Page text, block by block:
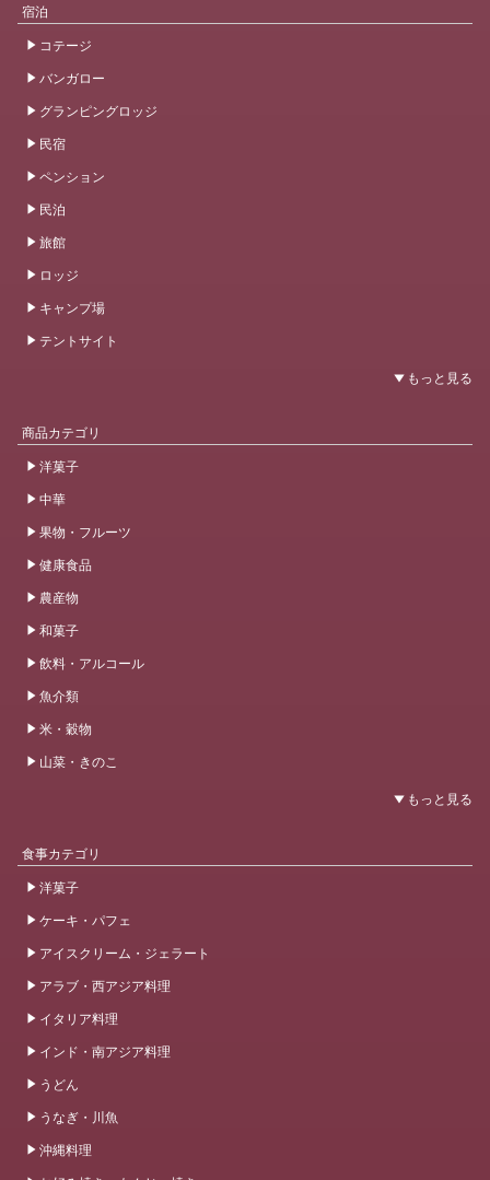
宿泊
コテージ
バンガロー
グランピングロッジ
民宿
ペンション
民泊
旅館
ロッジ
キャンプ場
テントサイト
商品カテゴリ
洋菓子
中華
果物・フルーツ
健康食品
農産物
和菓子
飲料・アルコール
魚介類
米・穀物
山菜・きのこ
食事カテゴリ
洋菓子
ケーキ・パフェ
アイスクリーム・ジェラート
アラブ・西アジア料理
イタリア料理
インド・南アジア料理
うどん
うなぎ・川魚
沖縄料理